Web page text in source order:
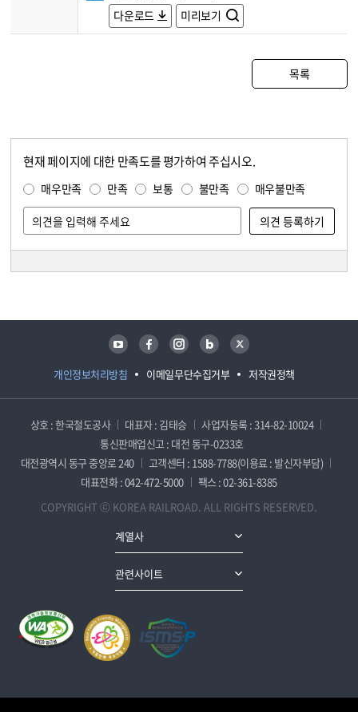
다운로드
미리보기
목록
현재 페이지에 대한 만족도를 평가하여 주십시오.
매우만족 만족 보통 불만족 매우불만족
개인정보처리방침 이메일무단수집거부 저작권정책
유튜브 페이스북 인스타그램 블로그 트위터
상호 : 한국철도공사 대표자 : 김태승
사업자등록 : 314-82-10024
통신판매업신고 : 대전 동구-0233호
대전광역시 동구 중앙로 240
고객센터 : 1588-7788(이용료 : 발신자부담)
대표전화 : 042-472-5000
팩스 : 02-361-8385
COPYRIGHT ⓒ KOREA RAILROAD. ALL RIGHTS RESERVED.
계열사
관련사이트